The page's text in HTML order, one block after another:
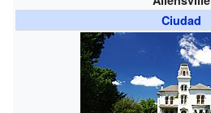
Ciudad